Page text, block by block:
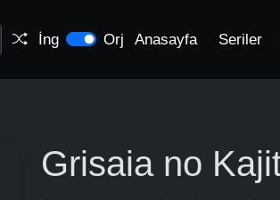
İng Orj Anasayfa Seriler
Grisaia no